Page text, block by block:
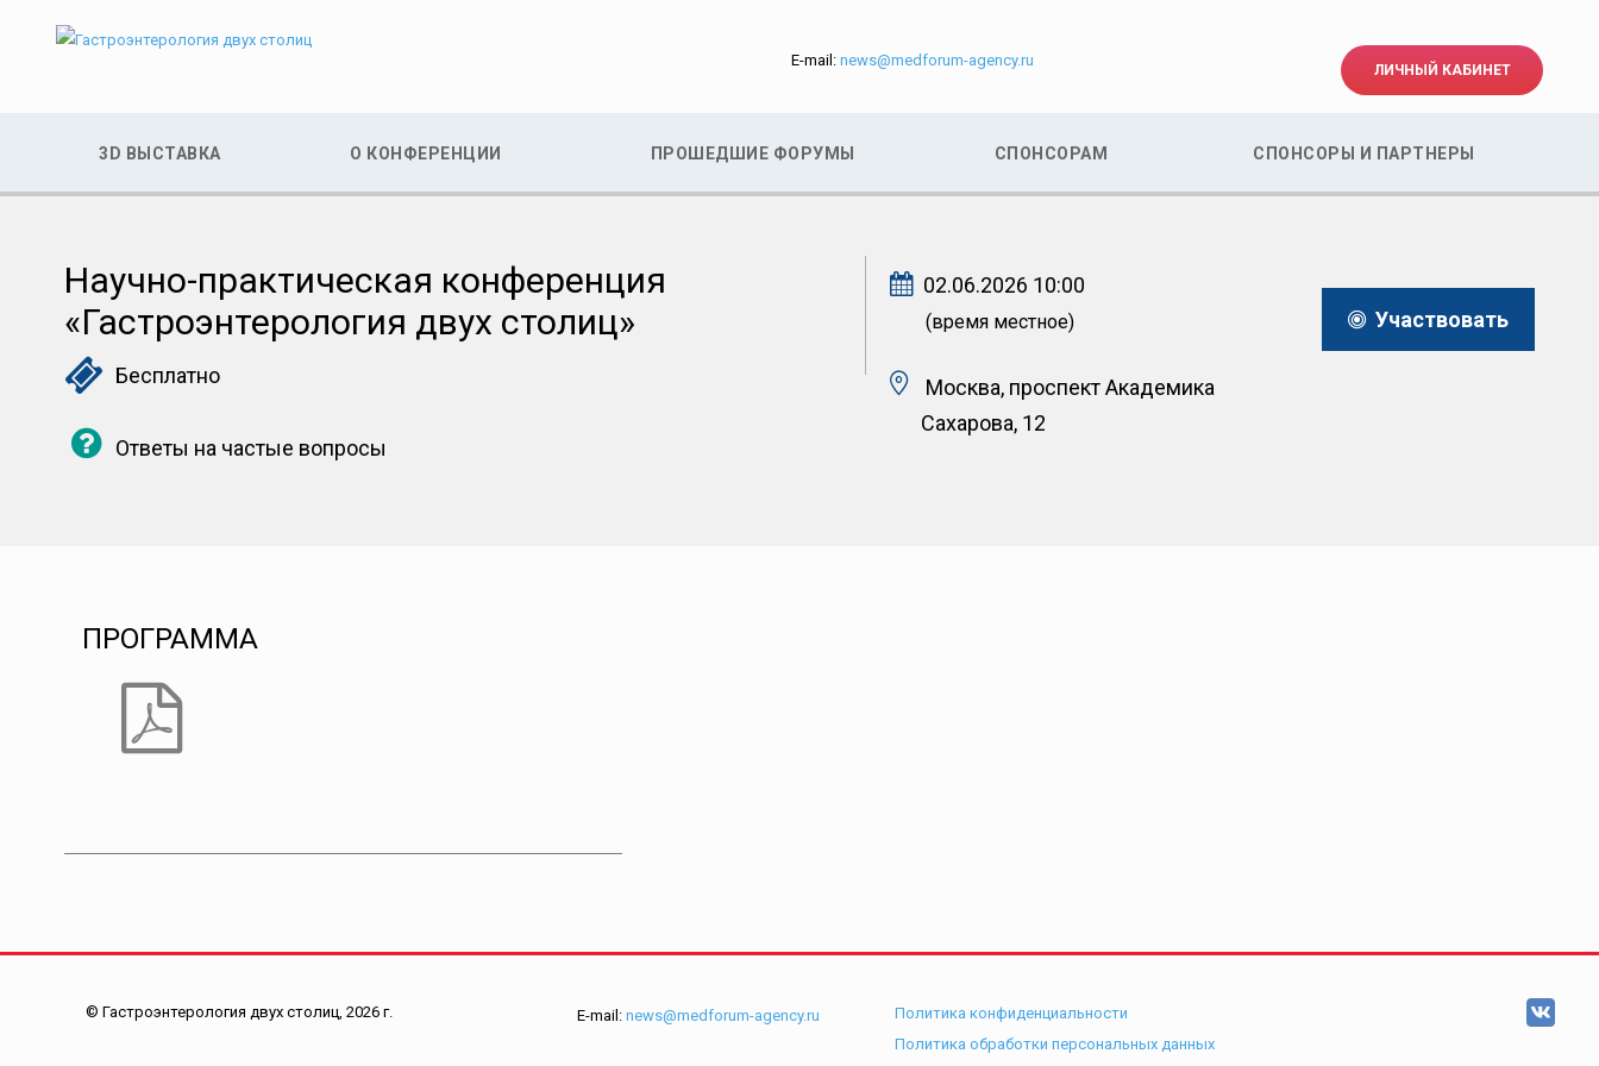
E-mail: news@medforum-agency.ru
ЛИЧНЫЙ КАБИНЕТ
3D ВЫСТАВКА О КОНФЕРЕНЦИИ ПРОШЕДШИЕ ФОРУМЫ СПОНСОРАМ СПОНСОРЫ И ПАРТНЕРЫ
Научно-практическая конференция
«Гастроэнтерология двух столиц»
Бесплатно
Ответы на частые вопросы
02.06.2026 10:00
(время местное)
Москва, проспект Академика
Сахарова, 12
Участвовать
ПРОГРАММА
© Гастроэнтерология двух столиц, 2026 г. E-mail: news@medforum-agency.ru
Политика конфиденциальности
Политика обработки персональных данных